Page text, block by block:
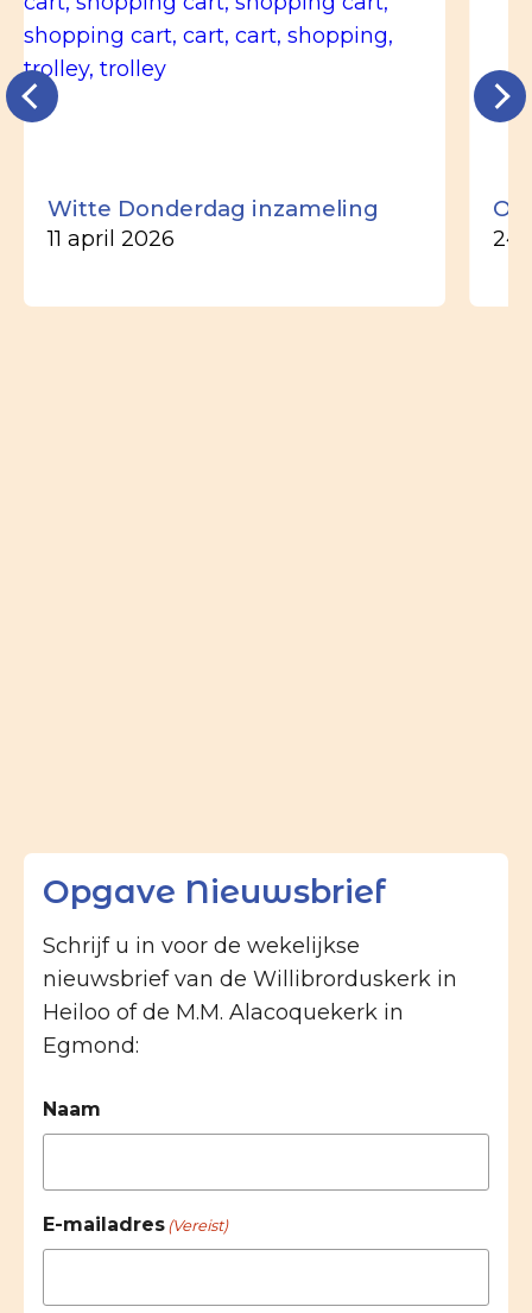
Witte Donderdag inzameling
11 april 2026 24
Opgave Nieuwsbrief
Schrijf u in voor de wekelijkse
nieuwsbrief van de Willibrorduskerk in
Heiloo of de M.M. Alacoquekerk in
Egmond:
Naam
E-mailadres (Vereist)